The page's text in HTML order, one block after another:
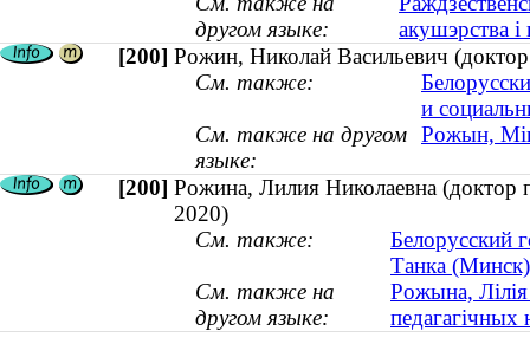
другом языке:
акушэрства і
[200] Рожин, Николай Васильевич
См. также:
и
См. также на другом
языке:
Рожын,
[200] Рожина, Лилия Николаевна (доктор
2020)
См. также:
Белорусский
Танка
См. также на
другом языке:
Рожына, Лілія